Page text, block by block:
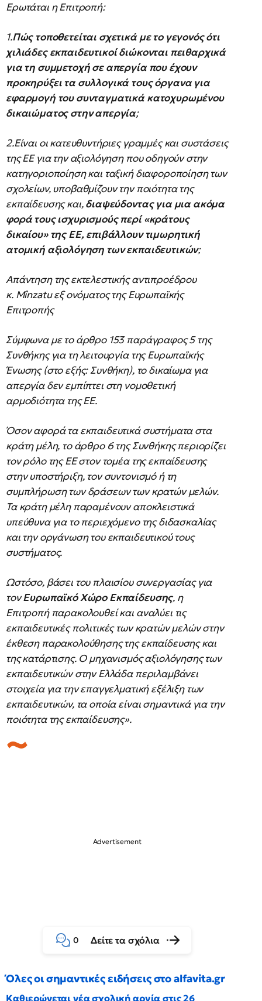
Ερωτάται η Επιτροπή:
1.Πώς τοποθετείται σχετικά με το γεγονός ότι
χιλιάδες εκπαιδευτικοί διώκονται πειθαρχικά
για τη συμμετοχή σε απεργία που έχουν
προκηρύξει τα συλλογικά τους όργανα για
εφαρμογή του συνταγματικά κατοχυρωμένου
δικαιώματος στην απεργία;
2.Είναι οι κατευθυντήριες γραμμές και συστάσεις
της ΕΕ για την αξιολόγηση που οδηγούν στην
κατηγοριοποίηση και ταξική διαφοροποίηση των
σχολείων, υποβαθμίζουν την ποιότητα της
εκπαίδευσης και,διαψεύδοντας για μια ακόμα
φορά τους ισχυρισμούς περί «κράτους
δικαίου» της ΕΕ, επιβάλλουν τιμωρητική
ατομική αξιολόγηση των εκπαιδευτικών;
Απάντηση της εκτελεστικής αντιπροέδρου
κ. Mînzatu εξ ονόματος της Ευρωπαϊκής
Επιτροπής
Σύμφωνα με το άρθρο 153 παράγραφος 5 της
Συνθήκης για τη λειτουργία της Ευρωπαϊκής
Ένωσης (στο εξής: Συνθήκη), το δικαίωμα για
απεργία δεν εμπίπτει στη νομοθετική
αρμοδιότητα της ΕΕ.
Όσον αφορά τα εκπαιδευτικά συστήματα στα
κράτη μέλη, το άρθρο 6 της Συνθήκης περιορίζει
τον ρόλο της ΕΕ στον τομέα της εκπαίδευσης
στην υποστήριξη, τον συντονισμό ή τη
συμπλήρωση των δράσεων των κρατών μελών.
Τα κράτη μέλη παραμένουν αποκλειστικά
υπεύθυνα για το περιεχόμενο της διδασκαλίας
και την οργάνωση του εκπαιδευτικού τους
συστήματος.
Ωστόσο, βάσει του πλαισίου συνεργασίας για
τονΕυρωπαϊκό Χώρο Εκπαίδευσης, η
Επιτροπή παρακολουθεί και αναλύει τις
εκπαιδευτικές πολιτικές των κρατών μελών στην
έκθεση παρακολούθησης της εκπαίδευσης και
της κατάρτισης. Ο μηχανισμός αξιολόγησης των
εκπαιδευτικών στην Ελλάδα περιλαμβάνει
στοιχεία για την επαγγελματική εξέλιξη των
εκπαιδευτικών, τα οποία είναι σημαντικά για την
ποιότητα της εκπαίδευσης».
0 Δείτε τα σχόλια
Όλες οι σημαντικές ειδήσεις στο alfavita.gr
Καθιερώνεται νέα σχολική αργία στις 26